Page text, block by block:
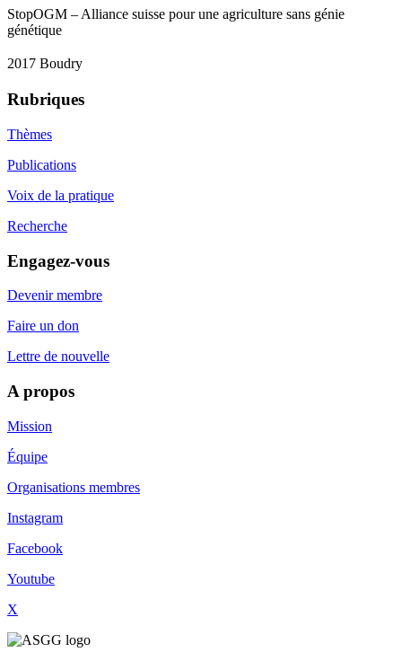
StopOGM – Alliance suisse pour une agriculture sans génie
génétique
2017 Boudry
Rubriques
Thèmes
Publications
Voix de la pratique
Recherche
Engagez-vous
Devenir membre
Faire un don
Lettre de nouvelle
A propos
Mission
Équipe
Organisations membres
Instagram
Facebook
Youtube
X